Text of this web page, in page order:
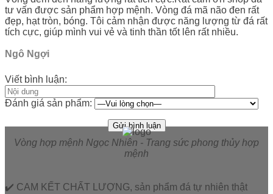
tư vấn được sản phẩm hợp mệnh. Vòng đá mã não đen rất
đẹp, hạt tròn, bóng. Tôi cảm nhận được năng lượng từ đá rất
tích cực, giúp mình vui vẻ và tinh thần tốt lên rất nhiều.
Ngô Ngợi
Viết bình luận:
Đánh giá sản phẩm:
Vòng hợp mệnh Ngọc Nhiên - Trang sức phong thủy hợp
mệnh
✔️ CAM KẾT CHẤT LƯỢNG, sản phẩm đá tự nhiên thật